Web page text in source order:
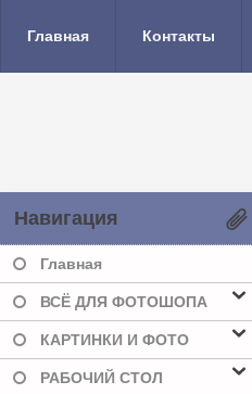
Главная Контакты
Навигация
Главная
ВСЁ ДЛЯ ФОТОШОПА
КАРТИНКИ И ФОТО
РАБОЧИЙ СТОЛ